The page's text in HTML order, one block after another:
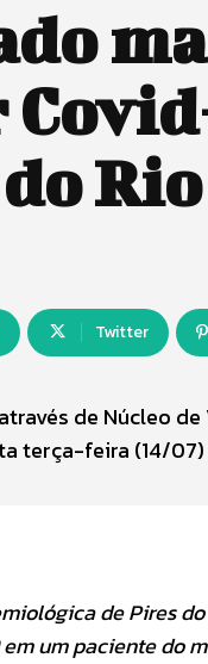
Rio
Twitter
de Núcleo
terça-feira (14/
de Pires
um paciente do